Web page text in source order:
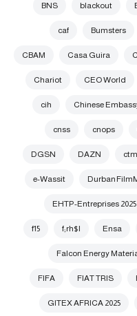
blackout
BNS
Bumsters
caf
Casa Guira
CBAM
CEO World
Chariot
Chinese
cih
cnops
cnss
ctm
DAZN
DGSN
Durban
e-Wassit
EHTP-Entreprises 2025
Ensa
f;rh$l
f15
Falcon Energy
FIAT TRIS
FIFA
GITEX AFRICA 2025